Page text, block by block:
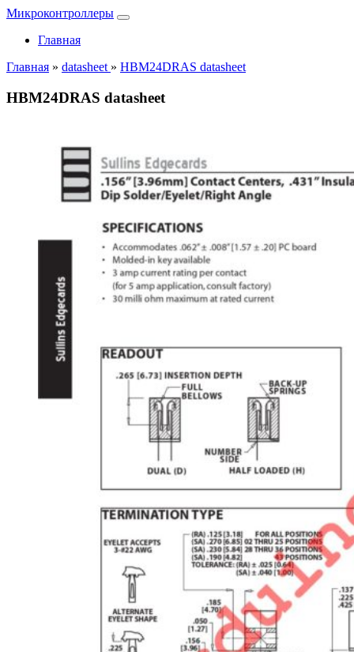
Микроконтроллеры
Главная
Главная » datasheet » HBM24DRAS datasheet
HBM24DRAS datasheet